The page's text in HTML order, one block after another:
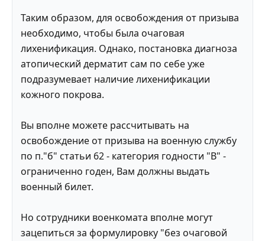
Таким образом, для освобождения от призыва
необходимо, чтобы была очаговая
лихенификация. Однако, постановка диагноза
атопический дерматит сам по себе уже
подразумевает наличие лихенификации
кожного покрова.
Вы вполне можете рассчитывать на
освобождение от призыва на военную службу
по п."б" статьи 62 - категория годности "В" -
ограниченно годен, Вам должны выдать
военный билет.
Но сотрудники военкомата вполне могут
зацепиться за формулировку "без очаговой